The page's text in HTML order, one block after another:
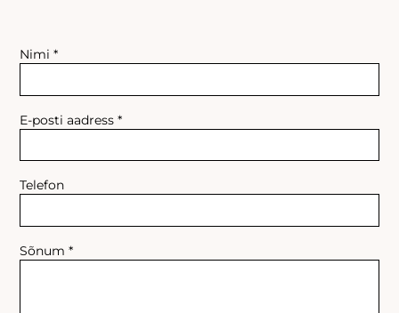
Nimi *
E-posti aadress *
Telefon
Sõnum *